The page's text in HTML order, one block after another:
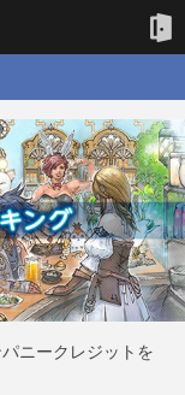
ニークレジットを